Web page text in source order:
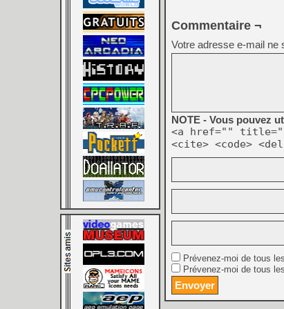
Commentaire ¬
Votre adresse e-mail ne
NOTE - Vous pouvez
<a href=""
<cite> <code>
Prévenez-moi de tous
Prévenez-moi de tous